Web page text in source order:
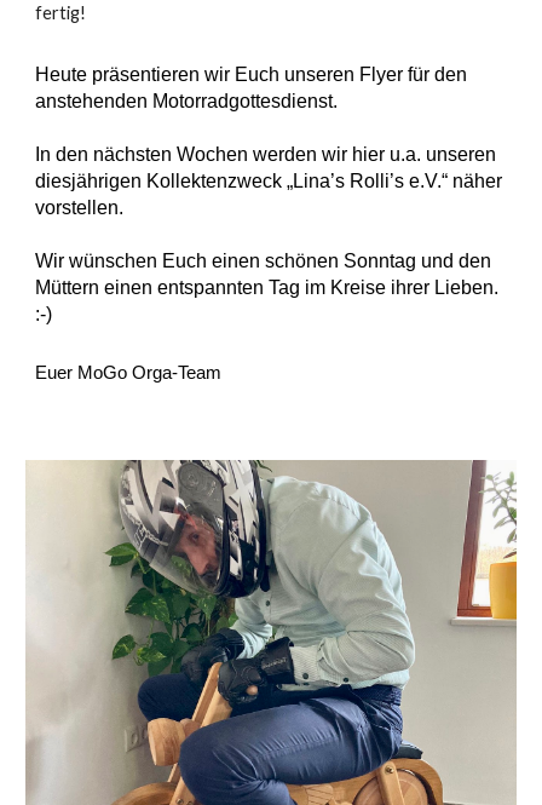
fertig!
Heute präsentieren wir Euch unseren Flyer für den
anstehenden Motorradgottesdienst.
In den nächsten Wochen werden wir hier u.a. unseren
diesjährigen Kollektenzweck „Lina’s Rolli’s e.V.“ näher
vorstellen.
Wir wünschen Euch einen schönen Sonntag und den
Müttern einen entspannten Tag im Kreise ihrer Lieben.
:-)
Euer MoGo Orga-Team